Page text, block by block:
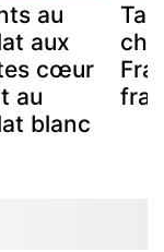
au
aux
cœur
au
blanc